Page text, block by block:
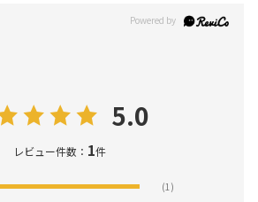
5.0
レビュー件数： 1件
(1)